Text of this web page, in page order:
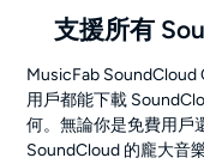
支援所有
MusicFab
用戶都能下載
何。無論你是免費用戶
SoundCloud 的龐大音